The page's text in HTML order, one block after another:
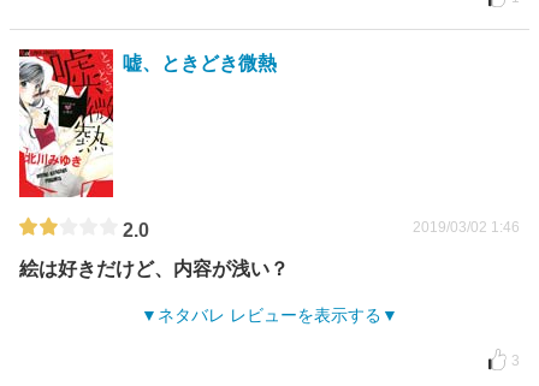
嘘、ときどき微熱
2.0 2019/03/02 1:46
絵は好きだけど、内容が浅い？
ネタバレ レビューを表示する
3